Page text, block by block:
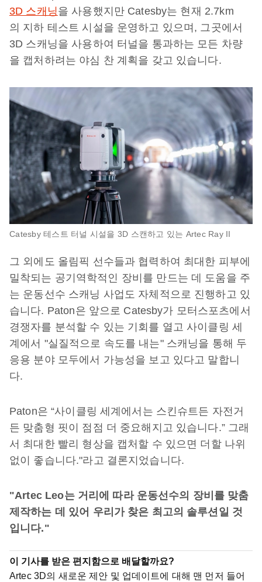
3D 스캐닝을 사용했지만 Catesby는 현재 2.7km
의 지하 테스트 시설을 운영하고 있으며, 그곳에서
3D 스캐닝을 사용하여 터널을 통과하는 모든 차량
을 캡처하려는 야심 찬 계획을 갖고 있습니다.
Catesby 테스트 터널 시설을 3D 스캔하고 있는 Artec Ray II
그 외에도 올림픽 선수들과 협력하여 최대한 피부에
밀착되는 공기역학적인 장비를 만드는 데 도움을 주
는 운동선수 스캐닝 사업도 자체적으로 진행하고 있
습니다. Paton은 앞으로 Catesby가 모터스포츠에서
경쟁자를 분석할 수 있는 기회를 열고 사이클링 세
계에서 "실질적으로 속도를 내는" 스캐닝을 통해 두
응용 분야 모두에서 가능성을 보고 있다고 말합니
다.
Paton은 “사이클링 세계에서는 스킨슈트든 자전거
든 맞춤형 핏이 점점 더 중요해지고 있습니다.” 그래
서 최대한 빨리 형상을 캡처할 수 있으면 더할 나위
없이 좋습니다."라고 결론지었습니다.
"Artec Leo는 거리에 따라 운동선수의 장비를 맞춤
제작하는 데 있어 우리가 찾은 최고의 솔루션일 것
입니다."
이 기사를 받은 편지함으로 배달할까요?
Artec 3D의 새로운 제안 및 업데이트에 대해 맨 먼저 들어